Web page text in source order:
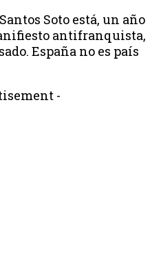
Soto está, un año
antifranquista,
España no es país
-